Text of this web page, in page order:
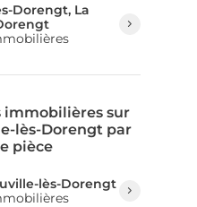
Dorengt, La
immobilières sur
lès-Dorengt par
pièce
lès-Dorengt